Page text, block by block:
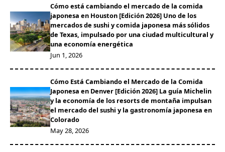
Cómo está cambiando el mercado de la comida
japonesa en Houston [Edición 2026] Uno de los
mercados de sushi y comida japonesa más sólidos
de Texas, impulsado por una ciudad multicultural y
una economía energética
Jun 1, 2026
Cómo Está Cambiando el Mercado de la Comida
Japonesa en Denver [Edición 2026] La guía Michelin
y la economía de los resorts de montaña impulsan
el mercado del sushi y la gastronomía japonesa en
Colorado
May 28, 2026